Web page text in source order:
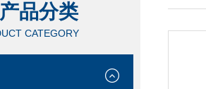
产品分类
CATEGORY
/